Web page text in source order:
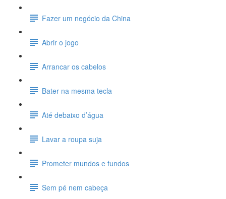
Fazer um negócio da China
Abrir o jogo
Arrancar os cabelos
Bater na mesma tecla
Até debaixo d’água
Lavar a roupa suja
Prometer mundos e fundos
Sem pé nem cabeça